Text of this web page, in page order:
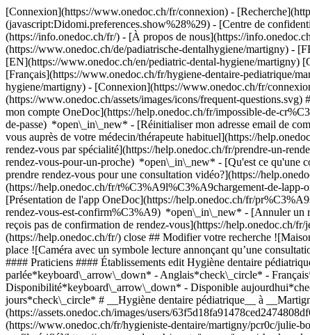
[Connexion](https://www.onedoc.ch/fr/connexion) -
(javascript:Didomi.preferences.show%28%29) - [Centre de
(https://info.onedoc.ch/fr/) - [À propos de nous](https://
(https://www.onedoc.ch/de/padiatrische-dentalhygiene/martigny) -
[EN](https://www.onedoc.ch/en/pediatric-dental-hygiene/martigny)
[Français](https://www.onedoc.ch/fr/hygiene-dentaire-pediatrique/
hygiene/martigny) - [Connexion](https://www.onedoc.ch/fr/
(https://www.onedoc.ch/assets/images/icons/frequent-
mon compte OneDoc](https://help.onedoc.ch/fr/impossible-de-
de-passe) *open\_in\_new* - [Réinitialiser mon adresse email de
vous auprès de votre médecin/thérapeute habituel](https://
rendez-vous par spécialité](https://help.onedoc.ch/fr/prendre-un-
rendez-vous-pour-un-proche) *open\_in\_new* - [Qu'est ce qu'une
prendre rendez-vous pour une consultation vidéo?](https://
(https://help.onedoc.ch/fr/t%C3%A9l%C3%A9chargement-de-
[Présentation de l'app OneDoc](https://help.onedoc.ch/fr/